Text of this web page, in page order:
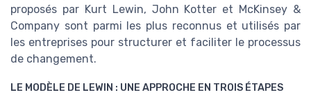
proposés par Kurt Lewin, John Kotter et McKinsey &
Company sont parmi les plus reconnus et utilisés par
les entreprises pour structurer et faciliter le processus
de changement.
LE MODÈLE DE LEWIN : UNE APPROCHE EN TROIS ÉTAPES